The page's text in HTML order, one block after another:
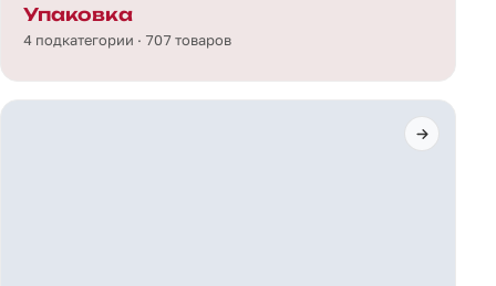
Упаковка
4 подкатегории · 707 товаров